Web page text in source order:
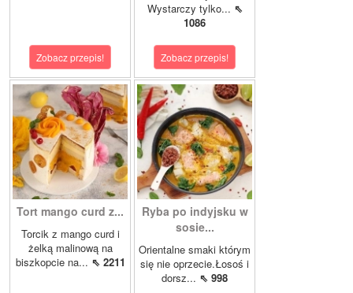
Zobacz przepis!
Wystarczy tylko... ⇖
1086
Zobacz przepis!
Tort mango curd z...
Torcik z mango curd i
żelką malinową na
biszkopcie na... ⇖ 2211
Ryba po indyjsku w
sosie...
Orientalne smaki którym
się nie oprzecie.Łosoś i
dorsz... ⇖ 998